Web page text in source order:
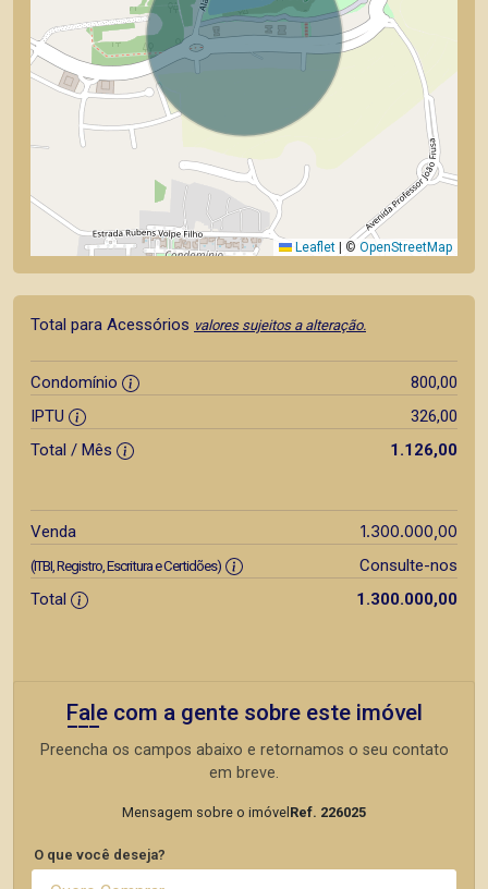
Leaflet | © OpenStreetMap
Total para Acessórios valores sujeitos a alteração.
Condomínio
800,00
IPTU
326,00
Total / Mês
1.126,00
Venda 1.300.000,00
(ITBI, Registro, Escritura e Certidões)
Consulte-nos
Total
1.300.000,00
Fale com a gente sobre este imóvel
Preencha os campos abaixo e retornamos o seu contato
em breve.
Mensagem sobre o imóvelRef. 226025
O que você deseja?